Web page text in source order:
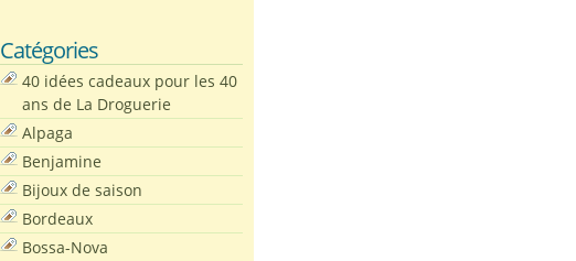
Catégories
40 idées cadeaux pour les 40
ans de La Droguerie
Alpaga
Benjamine
Bijoux de saison
Bordeaux
Bossa-Nova